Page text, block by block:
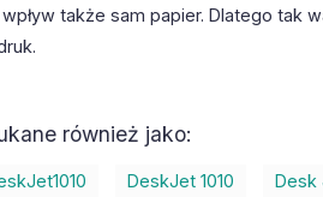
także sam papier. Dlatego tak
również jako:
DeskJet 1010 Desk